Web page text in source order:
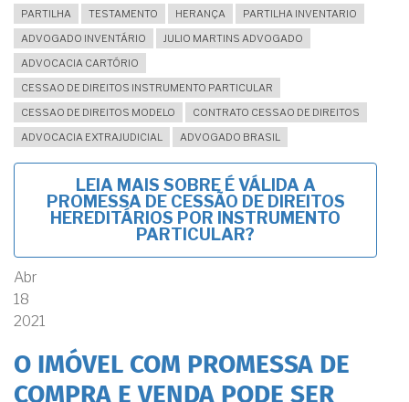
PARTILHA
TESTAMENTO HERANÇA
PARTILHA INVENTARIO
ADVOGADO INVENTÁRIO
JULIO MARTINS ADVOGADO
ADVOCACIA CARTÓRIO
CESSAO DE DIREITOS INSTRUMENTO PARTICULAR
CESSAO DE DIREITOS MODELO
CONTRATO CESSAO DE DIREITOS
ADVOCACIA EXTRAJUDICIAL
ADVOGADO BRASIL
LEIA MAIS SOBRE É VÁLIDA A
PROMESSA DE CESSÃO DE DIREITOS
HEREDITÁRIOS POR INSTRUMENTO
PARTICULAR?
Abr
18
2021
O IMÓVEL COM PROMESSA DE
COMPRA E VENDA PODE SER